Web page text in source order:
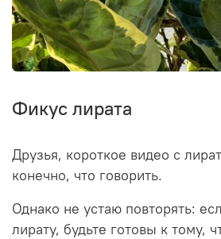
Фикус лирата
Друзья, короткое видео с
конечно, что говорить.
Однако не устаю повторять:
лирату, будьте готовы к тому,